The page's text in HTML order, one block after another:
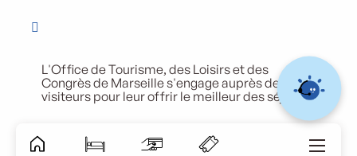
L'Office de Tourisme, des Loisirs et des
Congrès de Marseille s'engage auprès de ses
visiteurs pour leur offrir le meilleur des séjours.